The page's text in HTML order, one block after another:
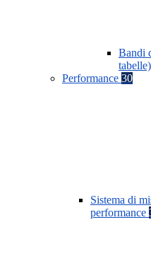
Bandi
tabelle)
Performance 30
Sistema di
performance